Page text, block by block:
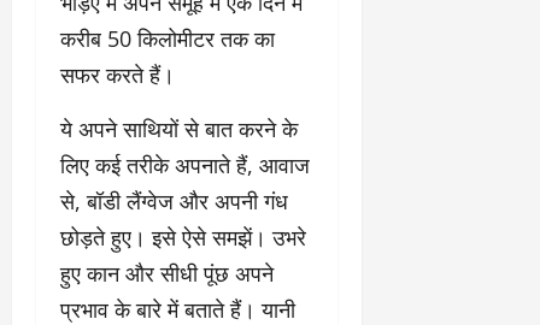
करीब 50 किलोमीटर तक का
सफर करते हैं।
ये अपने साथियों से बात करने के
लिए कई तरीके अपनाते हैं, आवाज
से, बॉडी लैंग्वेज और अपनी गंध
छोड़ते हुए। इसे ऐसे समझें। उभरे
हुए कान और सीधी पूंछ अपने
प्रभाव के बारे में बताते हैं। यानी